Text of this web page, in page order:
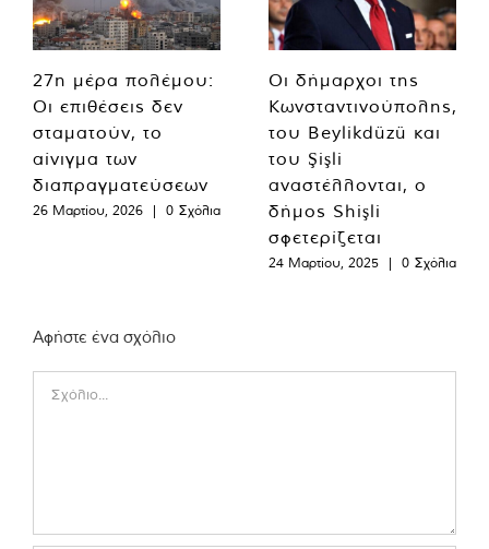
27η μέρα πολέμου:
Οι επιθέσεις δεν
σταματούν, το
αίνιγμα των
διαπραγματεύσεων
26 Μαρτίου, 2026 | 0 Σχόλια
Οι δήμαρχοι της
Κωνσταντινούπολης,
του Beylikdüzü και
του Şişli
αναστέλλονται, ο
δήμος Shişli
σφετερίζεται
24 Μαρτίου, 2025 | 0 Σχόλια
Αφήστε ένα σχόλιο